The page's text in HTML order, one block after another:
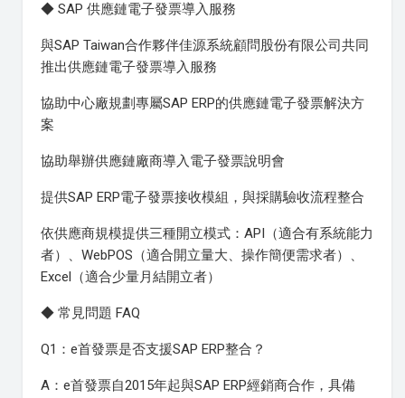
◆ SAP 供應鏈電子發票導入服務
與SAP Taiwan合作夥伴佳源系統顧問股份有限公司共同
推出供應鏈電子發票導入服務
協助中心廠規劃專屬SAP ERP的供應鏈電子發票解決方
案
協助舉辦供應鏈廠商導入電子發票說明會
提供SAP ERP電子發票接收模組，與採購驗收流程整合
依供應商規模提供三種開立模式：API（適合有系統能力
者）、WebPOS（適合開立量大、操作簡便需求者）、
Excel（適合少量月結開立者）
◆ 常見問題 FAQ
Q1：e首發票是否支援SAP ERP整合？
A：e首發票自2015年起與SAP ERP經銷商合作，具備